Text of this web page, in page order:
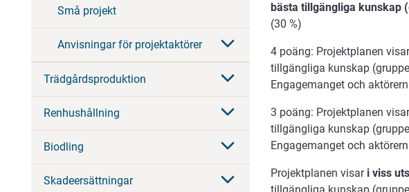
Små projekt
Anvisningar för projektaktörer
Trädgårdsproduktion
Renhushållning
Biodling
Skadeersättningar
bästa tillgängliga kunskap
(30 %)
4 poäng: Projektplanen
tillgängliga kunskap
Engagemanget och
3 poäng: Projektplanen
tillgängliga kunskap
Engagemanget och
Projektplanen visar i viss